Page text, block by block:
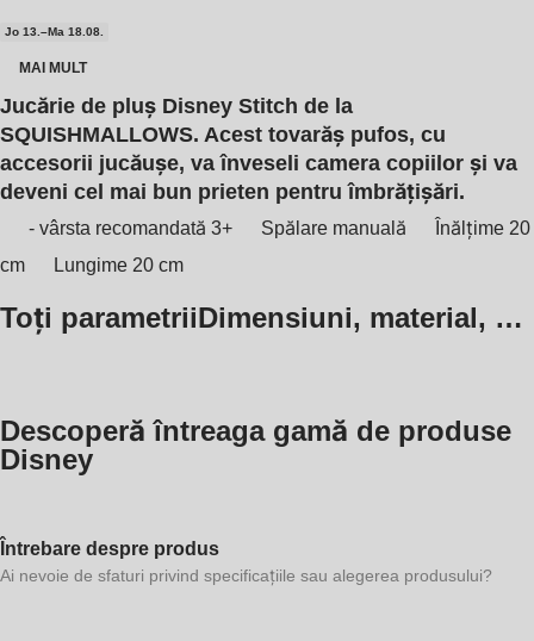
Jo 13.–Ma 18.08.
MAI MULT
Jucărie de pluș Disney Stitch de la
SQUISHMALLOWS. Acest tovarăș pufos, cu
accesorii jucăușe, va înveseli camera copiilor și va
deveni cel mai bun prieten pentru îmbrățișări.
- vârsta recomandată 3+ Spălare manuală
Înălțime 20
cm
Lungime 20 cm
Toți parametriiDimensiuni, material, …
Descoperă întreaga gamă de produse
Disney
Întrebare despre produs
Ai nevoie de sfaturi privind specificațiile sau alegerea produsului?